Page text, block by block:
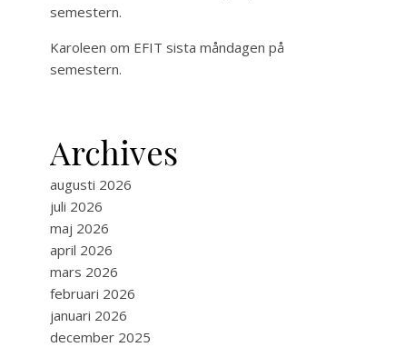
semestern.
Karoleen om EFIT sista måndagen på
semestern.
Archives
augusti 2026
juli 2026
maj 2026
april 2026
mars 2026
februari 2026
januari 2026
december 2025